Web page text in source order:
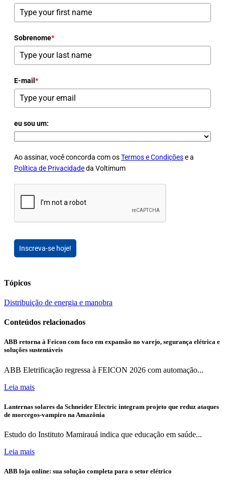
Sobrenome*
E-mail *
eu sou um:
Ao assinar, você concorda com osTermos e Condiçõese a
Política de Privacidadeda Voltimum
Inscreva-se hoje!
Tópicos
Distribuição de energia e manobra
Conteúdos relacionados
ABB retorna à Feicon com foco em expansão no varejo, segurança elétrica e
soluções sustentáveis
ABB Eletrificação regressa à FEICON 2026 com automação...
Leia mais
Lanternas solares da Schneider Electric integram projeto que reduz ataques
de morcegos-vampiro na Amazônia
Estudo do Instituto Mamirauá indica que educação em saúde...
Leia mais
ABB loja online: sua solução completa para o setor elétrico